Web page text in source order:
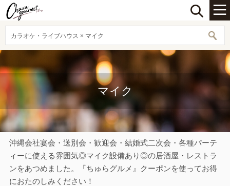
カラオケ・ライブハウス × マイク
マイク
沖縄会社宴会・送別会・歓迎会・結婚式二次会・各種パーテ
ィーに使える雰囲気◎マイク設備あり◎の居酒屋・レストラ
ンをあつめました。『ちゅらグルメ』クーポンを使ってお得
におたのしみください！